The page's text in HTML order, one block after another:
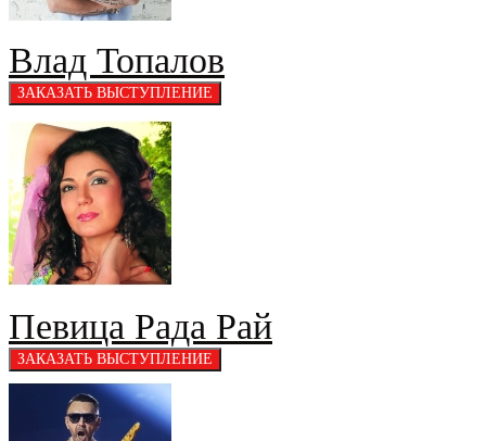
Влад Топалов
Певица Рада Рай